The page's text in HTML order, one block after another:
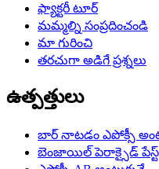
ఫ్యాక్టరీ టూర్
మమ్మల్ని సంప్రదించండి
మా గురించి
తరచుగా అడిగే ప్రశ్నలు
ఉత్పత్తులు
బార్ నాటడం ఎపోక్సీ
బెంజాయిల్ పెరాక్సైడ్ పేస్ట్